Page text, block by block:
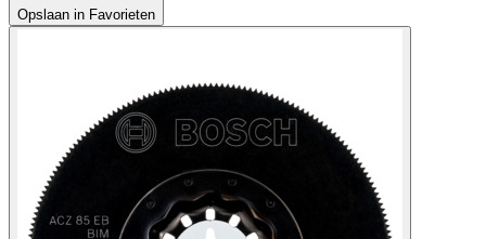
Opslaan in Favorieten